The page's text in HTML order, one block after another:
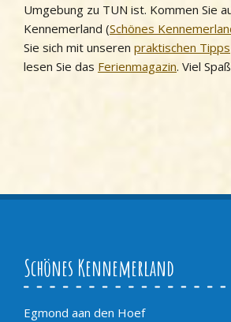
Umgebung zu TUN ist. Kommen Sie
Kennemerland (Schönes
Sie sich mit unseren praktischen Tipps
lesen Sie das Ferienmagazin. Viel
Schönes Kennemerland
Egmond aan den Hoef